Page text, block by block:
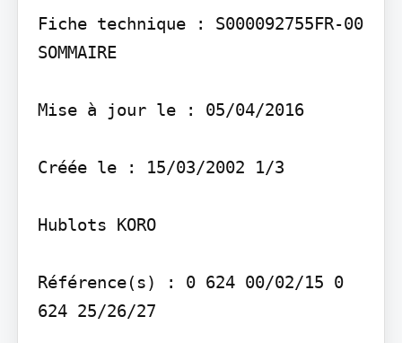
Fiche technique : S000092755FR-00
SOMMAIRE
Mise à jour le : 05/04/2016
Créée le : 15/03/2002 1/3
Hublots KORO
Référence(s) : 0 624 00/02/15 0
624 25/26/27